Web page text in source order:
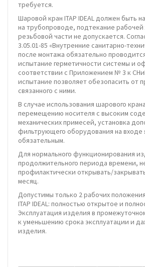
требуется.
Шаровой кран ITAP IDEAL должен быть
на трубопроводе, подтекание
резьбовой части не допускается.
3.05.01-85 «Внутренние санитарно-
после монтажа обязательно
испытание герметичности системы и
соответствии с Приложением № 3 к
испытание позволяет обезопасить от
связанного с ними.
В случае использования шарового
перемещению носителя с высоким
механических примесей, установка
фильтрующего оборудования на входе
обязательным.
Для нормального функционирования
продолжительного периода времени,
профилактически открывать/
месяц.
Допустимы только 2 рабочих
ITAP IDEAL: полностью открытое и
Эксплуатация изделия в
к уменьшению срока эксплуатации и
изделия.